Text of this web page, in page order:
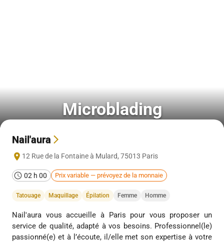
Microblading
Nail'aura
12 Rue de la Fontaine à Mulard, 75013 Paris
02 h 00 Prix variable — prévoyez de la monnaie
Tatouage Maquillage Épilation Femme Homme
Nail'aura vous accueille à Paris pour vous proposer un
service de qualité, adapté à vos besoins. Professionnel(le)
passionné(e) et à l’écoute, il/elle met son expertise à votre